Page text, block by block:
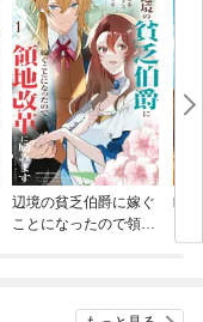
辺境の貧乏伯爵に嫁ぐ
ことになったので領地
町
ど